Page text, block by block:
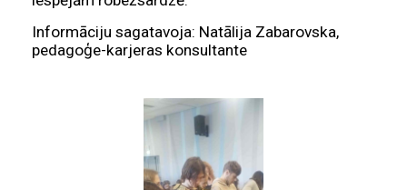
Informāciju sagatavoja: Natālija Zabarovska,
pedagoģe-karjeras konsultante